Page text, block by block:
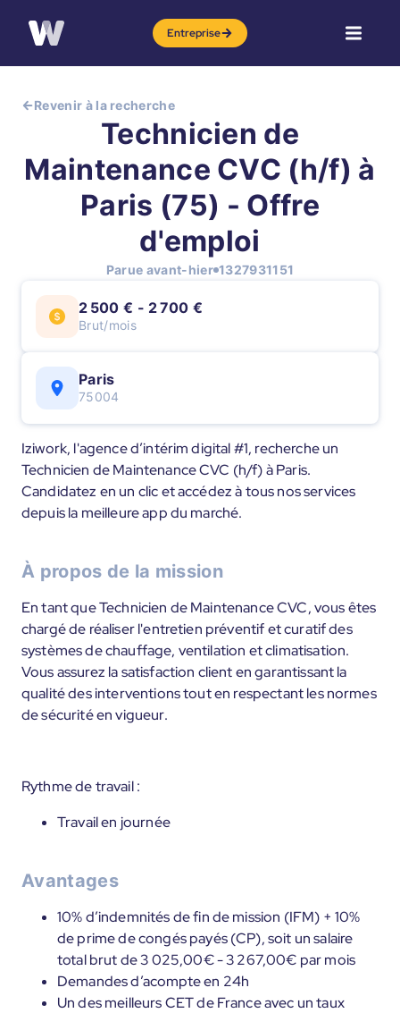
Entreprise
Revenir à la recherche
Technicien de
Maintenance CVC (h/f) à
Paris (75) - Offre
d'emploi
Parue avant-hier 1327931151
2 500 € - 2 700 €
Brut/mois
Paris
75004
Iziwork, l'agence d’intérim digital #1, recherche un
Technicien de Maintenance CVC (h/f) à Paris.
Candidatez en un clic et accédez à tous nos services
depuis la meilleure app du marché.
À propos de la mission
En tant que Technicien de Maintenance CVC, vous êtes
chargé de réaliser l'entretien préventif et curatif des
systèmes de chauffage, ventilation et climatisation.
Vous assurez la satisfaction client en garantissant la
qualité des interventions tout en respectant les normes
de sécurité en vigueur.
Rythme de travail :
Travail en journée
Avantages
10% d’indemnités de fin de mission (IFM) + 10%
de prime de congés payés (CP), soit un salaire
total brut de 3 025,00€ - 3 267,00€ par mois
Demandes d’acompte en 24h
Un des meilleurs CET de France avec un taux